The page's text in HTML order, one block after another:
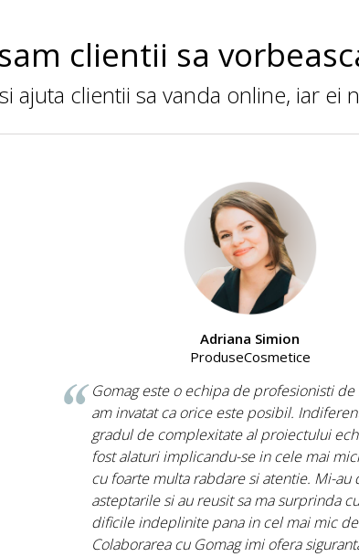
clientii sa
ajuta clientii sa vanda online, iar ei
Adriana Simion
ProduseCosmetice
Gomag este o echipa de profesionisti de
am invatat ca orice este posibil.
gradul de complexitate al proiectului
fost alaturi implicandu-se in cele mai
cu foarte multa rabdare si atentie. Mi-au
asteptarile si au reusit sa ma surprinda
dificile indeplinite pana in cel mai mic
Colaborarea cu Gomag imi ofera